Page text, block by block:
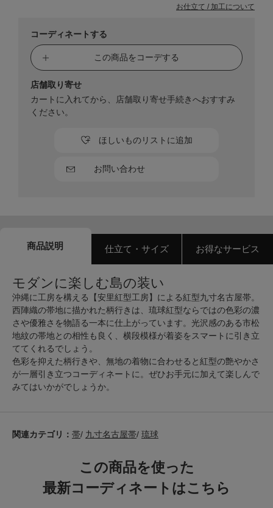
お仕立て / 加工について
コーディネートする
この商品をコーデする
お問い合わせ
ほしいものリストに追加
店舗取り寄せ
カートに入れてから、店舗取り寄せ手続きへおすすみ
ください。
商品説明 仕立て・サイズ お得なサービス
モダンに楽しむ島の装い
沖縄に工房を構える【安里紅型工房】による紅型九寸名古屋帯。
西陣織の帯地に描かれた柄行きは、琉球紅型ならではの色彩の濃
さや優雅さを物語る一本に仕上がっています。光沢感のある市松
地紋の帯地との相性も良く、横段模様が着姿をスマートに引き立
ててくれるでしょう。
色彩を抑えた柄行きや、無地の着物に合わせると紅型の艶やかさ
が一層引き立つコーディネートに。ぜひお手元に加えて楽しんで
みてはいかがでしょうか。
関連カテゴリ： 帯/ 九寸名古屋帯/ 琉球
この商品を使った
最新コーディネートはこちら